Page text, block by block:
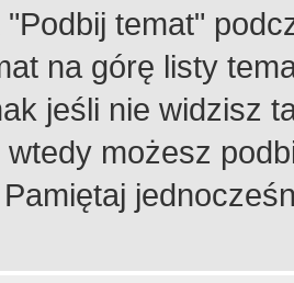
"Podbij temat"
na górę listy
jeśli nie widzisz
wtedy możesz